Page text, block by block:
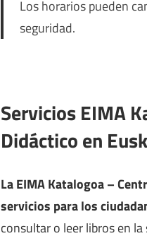
Los horarios pueden
seguridad.
Servicios EIMA
Didáctico en
La EIMA Katalogoa –
servicios para los
consultar o leer libros en la